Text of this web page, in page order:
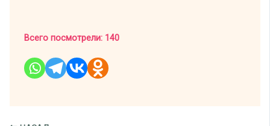
Всего посмотрели: 140